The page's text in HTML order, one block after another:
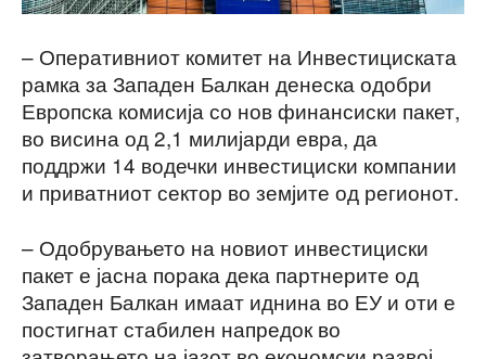
– Оперативниот комитет на Инвестициската
рамка за Западен Балкан денеска одобри
Европска комисија со нов финансиски пакет,
во висина од 2,1 милијарди евра, да
поддржи 14 водечки инвестициски компании
и приватниот сектор во земјите од регионот.
– Одобрувањето на новиот инвестициски
пакет е јасна порака дека партнерите од
Западен Балкан имаат иднина во ЕУ и оти е
постигнат стабилен напредок во